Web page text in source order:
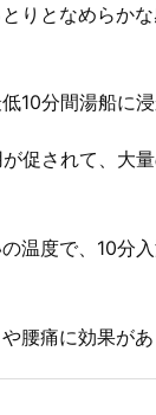
りとなめらか
10分間湯船に浸
促されて、大
温度で、10分
腰痛に効果があ